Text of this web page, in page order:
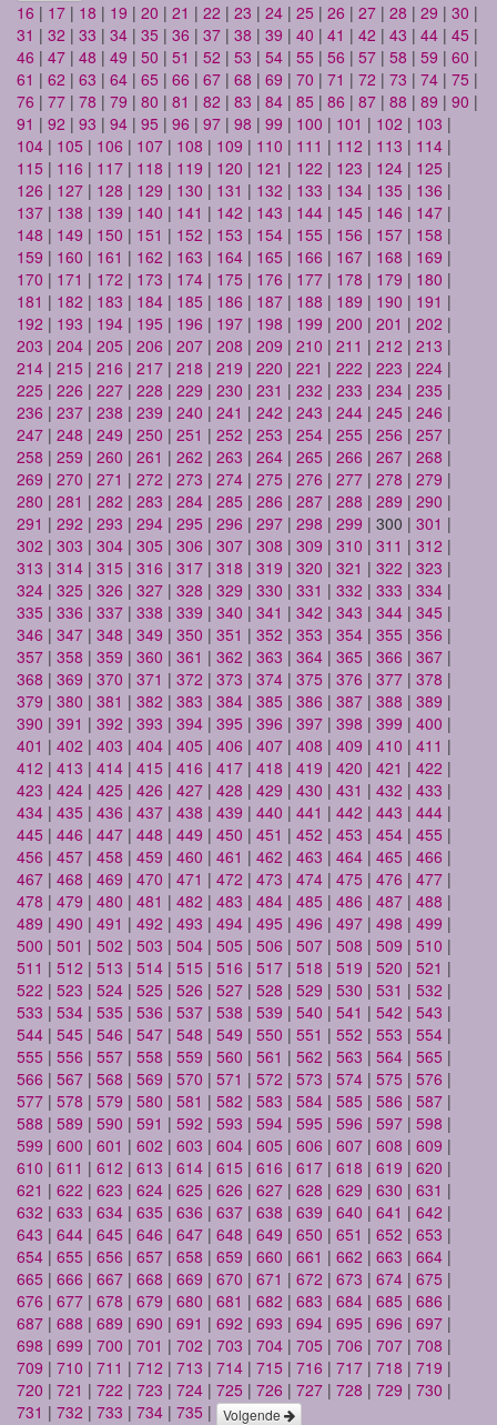
16 | 17 | 18 | 19 | 20 | 21 | 22 | 23 | 24 | 25 | 26 | 27 | 28 | 29 | 30 |
31 | 32 | 33 | 34 | 35 | 36 | 37 | 38 | 39 | 40 | 41 | 42 | 43 | 44 | 45 |
46 | 47 | 48 | 49 | 50 | 51 | 52 | 53 | 54 | 55 | 56 | 57 | 58 | 59 | 60 |
61 | 62 | 63 | 64 | 65 | 66 | 67 | 68 | 69 | 70 | 71 | 72 | 73 | 74 | 75 |
76 | 77 | 78 | 79 | 80 | 81 | 82 | 83 | 84 | 85 | 86 | 87 | 88 | 89 | 90 |
91 | 92 | 93 | 94 | 95 | 96 | 97 | 98 | 99 | 100 | 101 | 102 | 103 |
104 | 105 | 106 | 107 | 108 | 109 | 110 | 111 | 112 | 113 | 114 |
115 | 116 | 117 | 118 | 119 | 120 | 121 | 122 | 123 | 124 | 125 |
126 | 127 | 128 | 129 | 130 | 131 | 132 | 133 | 134 | 135 | 136 |
137 | 138 | 139 | 140 | 141 | 142 | 143 | 144 | 145 | 146 | 147 |
148 | 149 | 150 | 151 | 152 | 153 | 154 | 155 | 156 | 157 | 158 |
159 | 160 | 161 | 162 | 163 | 164 | 165 | 166 | 167 | 168 | 169 |
170 | 171 | 172 | 173 | 174 | 175 | 176 | 177 | 178 | 179 | 180 |
181 | 182 | 183 | 184 | 185 | 186 | 187 | 188 | 189 | 190 | 191 |
192 | 193 | 194 | 195 | 196 | 197 | 198 | 199 | 200 | 201 | 202 |
203 | 204 | 205 | 206 | 207 | 208 | 209 | 210 | 211 | 212 | 213 |
214 | 215 | 216 | 217 | 218 | 219 | 220 | 221 | 222 | 223 | 224 |
225 | 226 | 227 | 228 | 229 | 230 | 231 | 232 | 233 | 234 | 235 |
236 | 237 | 238 | 239 | 240 | 241 | 242 | 243 | 244 | 245 | 246 |
247 | 248 | 249 | 250 | 251 | 252 | 253 | 254 | 255 | 256 | 257 |
258 | 259 | 260 | 261 | 262 | 263 | 264 | 265 | 266 | 267 | 268 |
269 | 270 | 271 | 272 | 273 | 274 | 275 | 276 | 277 | 278 | 279 |
280 | 281 | 282 | 283 | 284 | 285 | 286 | 287 | 288 | 289 | 290 |
291 | 292 | 293 | 294 | 295 | 296 | 297 | 298 | 299 | 300 | 301 |
302 | 303 | 304 | 305 | 306 | 307 | 308 | 309 | 310 | 311 | 312 |
313 | 314 | 315 | 316 | 317 | 318 | 319 | 320 | 321 | 322 | 323 |
324 | 325 | 326 | 327 | 328 | 329 | 330 | 331 | 332 | 333 | 334 |
335 | 336 | 337 | 338 | 339 | 340 | 341 | 342 | 343 | 344 | 345 |
346 | 347 | 348 | 349 | 350 | 351 | 352 | 353 | 354 | 355 | 356 |
357 | 358 | 359 | 360 | 361 | 362 | 363 | 364 | 365 | 366 | 367 |
368 | 369 | 370 | 371 | 372 | 373 | 374 | 375 | 376 | 377 | 378 |
379 | 380 | 381 | 382 | 383 | 384 | 385 | 386 | 387 | 388 | 389 |
390 | 391 | 392 | 393 | 394 | 395 | 396 | 397 | 398 | 399 | 400 |
401 | 402 | 403 | 404 | 405 | 406 | 407 | 408 | 409 | 410 | 411 |
412 | 413 | 414 | 415 | 416 | 417 | 418 | 419 | 420 | 421 | 422 |
423 | 424 | 425 | 426 | 427 | 428 | 429 | 430 | 431 | 432 | 433 |
434 | 435 | 436 | 437 | 438 | 439 | 440 | 441 | 442 | 443 | 444 |
445 | 446 | 447 | 448 | 449 | 450 | 451 | 452 | 453 | 454 | 455 |
456 | 457 | 458 | 459 | 460 | 461 | 462 | 463 | 464 | 465 | 466 |
467 | 468 | 469 | 470 | 471 | 472 | 473 | 474 | 475 | 476 | 477 |
478 | 479 | 480 | 481 | 482 | 483 | 484 | 485 | 486 | 487 | 488 |
489 | 490 | 491 | 492 | 493 | 494 | 495 | 496 | 497 | 498 | 499 |
500 | 501 | 502 | 503 | 504 | 505 | 506 | 507 | 508 | 509 | 510 |
511 | 512 | 513 | 514 | 515 | 516 | 517 | 518 | 519 | 520 | 521 |
522 | 523 | 524 | 525 | 526 | 527 | 528 | 529 | 530 | 531 | 532 |
533 | 534 | 535 | 536 | 537 | 538 | 539 | 540 | 541 | 542 | 543 |
544 | 545 | 546 | 547 | 548 | 549 | 550 | 551 | 552 | 553 | 554 |
555 | 556 | 557 | 558 | 559 | 560 | 561 | 562 | 563 | 564 | 565 |
566 | 567 | 568 | 569 | 570 | 571 | 572 | 573 | 574 | 575 | 576 |
577 | 578 | 579 | 580 | 581 | 582 | 583 | 584 | 585 | 586 | 587 |
588 | 589 | 590 | 591 | 592 | 593 | 594 | 595 | 596 | 597 | 598 |
599 | 600 | 601 | 602 | 603 | 604 | 605 | 606 | 607 | 608 | 609 |
610 | 611 | 612 | 613 | 614 | 615 | 616 | 617 | 618 | 619 | 620 |
621 | 622 | 623 | 624 | 625 | 626 | 627 | 628 | 629 | 630 | 631 |
632 | 633 | 634 | 635 | 636 | 637 | 638 | 639 | 640 | 641 | 642 |
643 | 644 | 645 | 646 | 647 | 648 | 649 | 650 | 651 | 652 | 653 |
654 | 655 | 656 | 657 | 658 | 659 | 660 | 661 | 662 | 663 | 664 |
665 | 666 | 667 | 668 | 669 | 670 | 671 | 672 | 673 | 674 | 675 |
676 | 677 | 678 | 679 | 680 | 681 | 682 | 683 | 684 | 685 | 686 |
687 | 688 | 689 | 690 | 691 | 692 | 693 | 694 | 695 | 696 | 697 |
698 | 699 | 700 | 701 | 702 | 703 | 704 | 705 | 706 | 707 | 708 |
709 | 710 | 711 | 712 | 713 | 714 | 715 | 716 | 717 | 718 | 719 |
720 | 721 | 722 | 723 | 724 | 725 | 726 | 727 | 728 | 729 | 730 |
731 | 732 | 733 | 734 | 735 | Volgende